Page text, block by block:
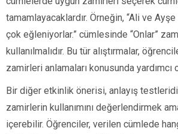
tamamlayacaklardır. Örneğin, “Ali ve
çok eğleniyorlar.” cümlesinde “Onlar”
kullanılmalıdır. Bu tür alıştırmalar,
zamirleri anlamaları konusunda yardımcı
Bir diğer etkinlik önerisi, anlayış
zamirlerin kullanımını değerlendirmek
içerebilir. Öğrenciler, verilen cümlede